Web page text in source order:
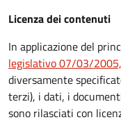
Licenza dei contenuti
In applicazione del
legislativo 07/03/
diversamente
terzi), i dati, i
sono rilasciati con